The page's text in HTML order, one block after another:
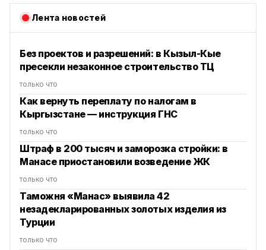
Лента новостей
Без проектов и разрешений: в Кызыл-Кые
пресекли незаконное строительство ТЦ
только что
Как вернуть переплату по налогам в
Кыргызстане — инструкция ГНС
только что
Штраф в 200 тысяч и заморозка стройки: в
Манасе приостановили возведение ЖК
только что
Таможня «Манас» выявила 42
незадекларированных золотых изделия из
Турции
только что